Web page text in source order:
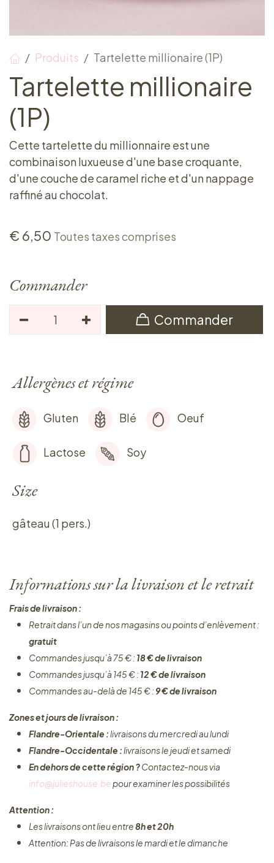
Produits Tartelette millionaire (1P)
Tartelette millionaire
(1P)
Cette tartelette du millionnaire est une
combinaison luxueuse d'une base croquante,
d'une couche de caramel riche et d'un nappage
raffiné au chocolat.
€ 6,50 Toutes taxes comprises
Commander
Commander
Allergènes et régime
Gluten Blé Oeuf
Lactose Soy
Size
gâteau (1 pers.)
Informations sur la livraison et le retrait
Frais de livraison :
Retrait dans l’un de nos magasins ou points d’enlèvement :
gratuit
Commandes jusqu’à 75 € : 18 € de livraison
Commandes jusqu’à 145 € : 12 € de livraison
Commandes au-delà de 145 € : 9 € de livraison
Zones et jours de livraison :
Flandre-Orientale :livraisons du mercredi au lundi
Flandre-Occidentale :livraisons le jeudi et samedi
En dehors de cette région ?Contactez-nous via
info@julieshouse.bepour examiner les possibilités
Attention :
Les livraisons ont lieu entre8h et 20h
Attention: Pas de livraisons le mardi et le dimanche